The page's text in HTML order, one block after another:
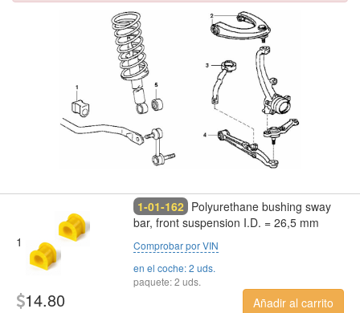
1
1-01-162 Polyurethane bushing sway
bar, front suspension I.D. = 26,5 mm
Comprobar por VIN
en el coche: 2 uds.
paquete: 2 uds.
14.80 Añadir al carrito